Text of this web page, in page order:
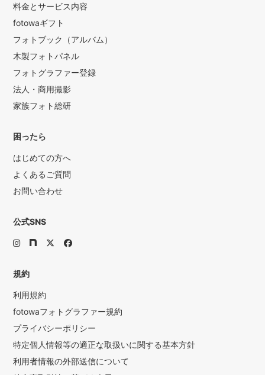
料金とサービス内容
fotowaギフト
フォトブック（アルバム）
木製フォトパネル
フォトグラファー登録
法人・商用撮影
家族フォト総研
困ったら
はじめての方へ
よくあるご質問
お問い合わせ
公式SNS
規約
利用規約
fotowaフォトグラファー規約
プライバシーポリシー
特定個人情報等の適正な取扱いに関する基本方針
利用者情報の外部送信について